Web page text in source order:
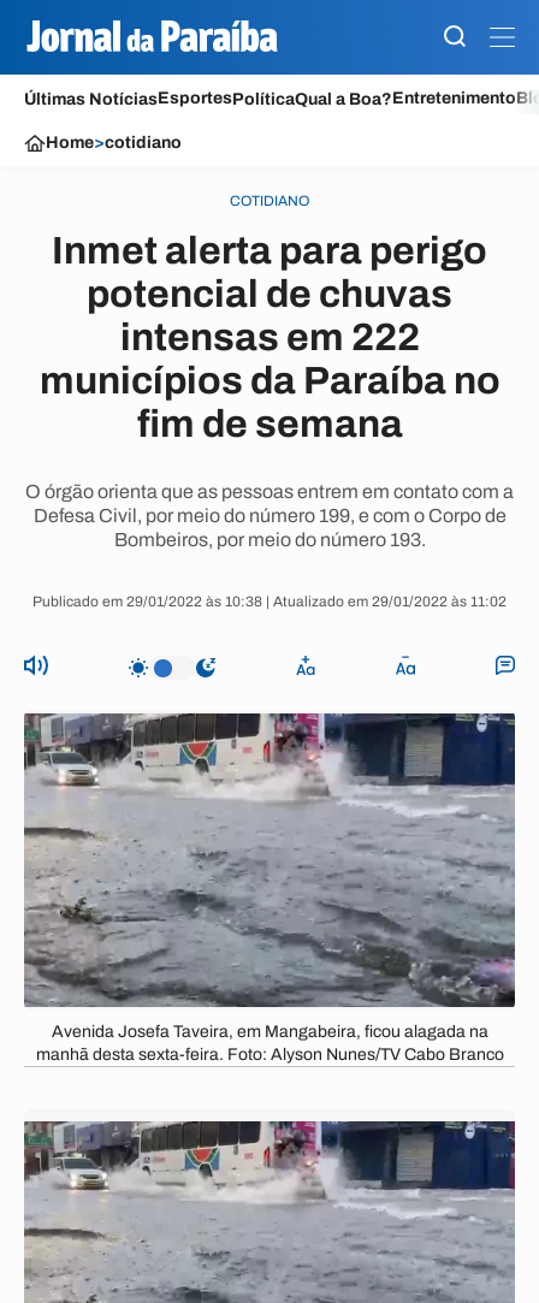
Últimas NotíciasEsportesPolíticaQual a Boa?Entretenimento
Home>cotidiano
COTIDIANO
Inmet alerta para perigo
potencial de chuvas
intensas em 222
municípios da Paraíba no
fim de semana
O órgão orienta que as pessoas entrem em contato com a
Defesa Civil, por meio do número 199, e com o Corpo de
Bombeiros, por meio do número 193.
Publicado em 29/01/2022 às 10:38 | Atualizado em 29/01/2022 às 11:02
Avenida Josefa Taveira, em Mangabeira, ficou alagada na
manhã desta sexta-feira. Foto: Alyson Nunes/TV Cabo Branco